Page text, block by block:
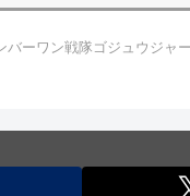
時の熊本総合病院の手
バーワン戦隊ゴジュウジャー